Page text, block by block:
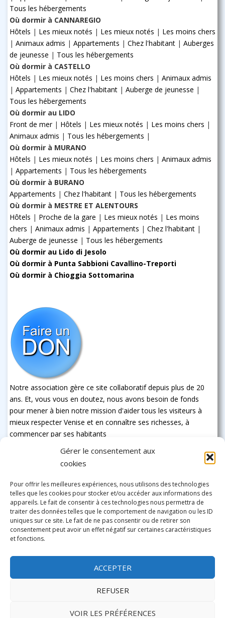
Gérer le consentement aux
cookies
Pour offrir les meilleures expériences, nous utilisons des technologies
telles que les cookies pour stocker et/ou accéder aux informations des
appareils. Le fait de consentir à ces technologies nous permettra de
traiter des données telles que le comportement de navigation ou les ID
uniques sur ce site. Le fait de ne pas consentir ou de retirer son
consentement peut avoir un effet négatif sur certaines caractéristiques
et fonctions.
ACCEPTER
REFUSER
VOIR LES PRÉFÉRENCES
Tous les hébergements
Où dormir à CANNAREGIO
Hôtels | Les mieux notés | Les mieux notés | Les moins chers
| Animaux admis | Appartements | Chez l'habitant | Auberges
de jeunesse | Tous les hébergements
Où dormir à CASTELLO
Hôtels | Les mieux notés | Les moins chers | Animaux admis
| Appartements | Chez l'habitant | Auberge de jeunesse |
Tous les hébergements
Où dormir au LIDO
Front de mer| Hôtels | Les mieux notés | Les moins chers |
Animaux admis | Tous les hébergements |
Où dormir à MURANO
Hôtels | Les mieux notés | Les moins chers | Animaux admis
| Appartements | Tous les hébergements
Où dormir à BURANO
Appartements | Chez l'habitant | Tous les hébergements
Où dormir à MESTRE ET ALENTOURS
Hôtels | Proche de la gare | Les mieux notés | Les moins
chers | Animaux admis | Appartements | Chez l'habitant |
Auberge de jeunesse | Tous les hébergements
Où dormir au Lido di Jesolo
Où dormir à Punta Sabbioni Cavallino-Treporti
Où dormir à Chioggia Sottomarina
Notre association gère ce site collaboratif depuis plus de 20
ans. Et, vous vous en doutez, nous avons besoin de fonds
pour mener à bien notre mission d'aider tous les visiteurs à
mieux respecter Venise et en connaître ses richesses, à
commencer par ses habitants